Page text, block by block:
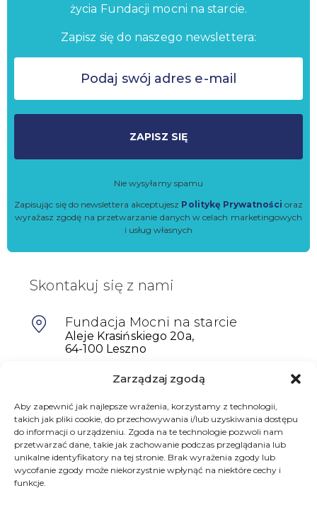
Zarządzaj zgodą
Aby zapewnić jak najlepsze wrażenia, korzystamy z technologii,
takich jak pliki cookie, do przechowywania i/lub uzyskiwania dostępu
do informacji o urządzeniu. Zgoda na te technologie pozwoli nam
przetwarzać dane, takie jak zachowanie podczas przeglądania lub
unikalne identyfikatory na tej stronie. Brak wyrażenia zgody lub
wycofanie zgody może niekorzystnie wpłynąć na niektóre cechy i
funkcje.
życia Fundacji mocni na starcie.
Zapisz się do naszego newslettera:
ZAPISZ SIĘ
Nie wysyłamy spamu
Zapisując się do newslettera akceptujesz Politykę Prywatności oraz
wyrażasz zgodę na przetwarzanie danych w celach marketingowych
i usług własnych
Skontakuj się z nami
Fundacja Mocni na starcie
Aleje Krasińskiego 20a,
64-100 Leszno
601698402
biuro@mocninastarcie.pl